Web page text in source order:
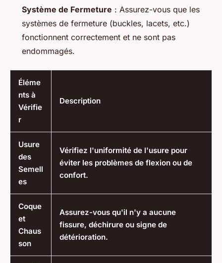
Système de Fermeture : Assurez-vous que les
systèmes de fermeture (buckles, lacets, etc.)
fonctionnent correctement et ne sont pas
endommagés.
Éléme
nts à
Vérifie
r
Description
Usure
des
Semell
es
Vérifiez l'uniformité de l'usure pour
éviter les problèmes de flexion ou de
confort.
Coque
et
Chaus
son
Assurez-vous qu'il n'y a aucune
fissure, déchirure ou signe de
détérioration.